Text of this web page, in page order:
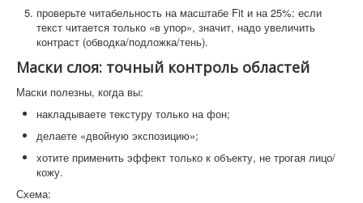
проверьте читабельность на масштабе Fit и на 25%: если
текст читается только «в упор», значит, надо увеличить
контраст (обводка/подложка/тень).
Маски слоя: точный контроль областей
Маски полезны, когда вы:
накладываете текстуру только на фон;
делаете «двойную экспозицию»;
хотите применить эффект только к объекту, не трогая лицо/
кожу.
Схема: